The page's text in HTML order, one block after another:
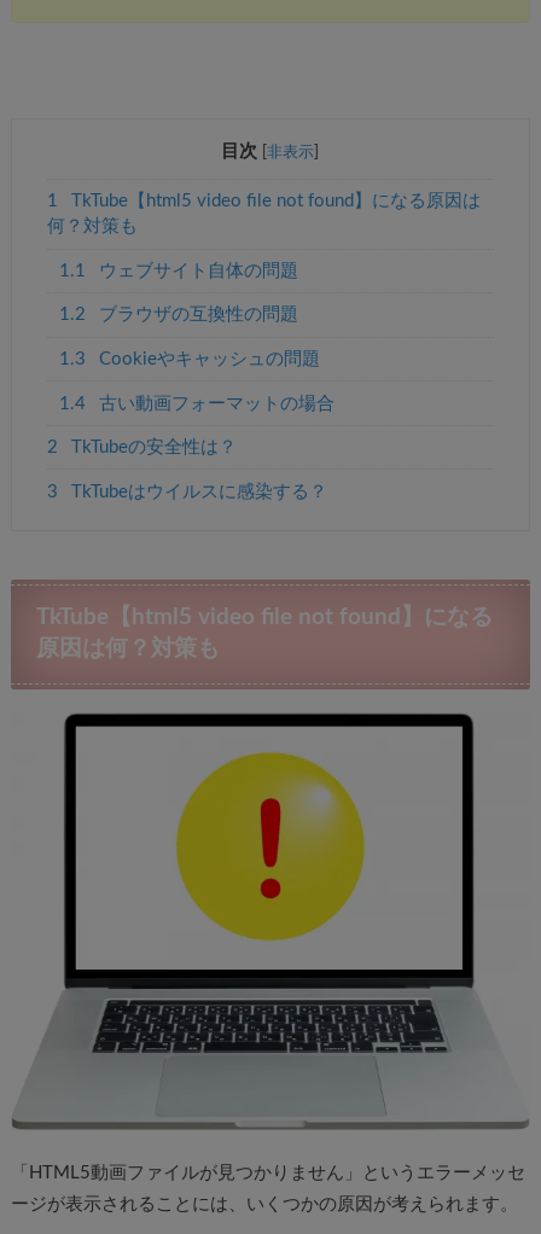
目次 [非表示
1
TkTube【html5 video file not found】になる原因は
何？対策も
1.1 ウェブサイト自体の問題
1.2 ブラウザの互換性の問題
1.3 Cookieやキャッシュの問題
1.4 古い動画フォーマットの場合
2 TkTubeの安全性は？
3 TkTubeはウイルスに感染する？
TkTube【html5 video file not found】になる
原因は何？対策も
「HTML5動画ファイルが見つかりません」というエラーメッセ
ージが表示されることには、いくつかの原因が考えられます。